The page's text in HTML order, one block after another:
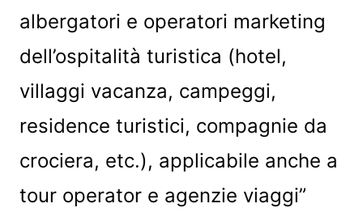
albergatori e operatori marketing
dell’ospitalità turistica (hotel,
villaggi vacanza, campeggi,
residence turistici, compagnie da
crociera, etc.), applicabile anche a
tour operator e agenzie viaggi”